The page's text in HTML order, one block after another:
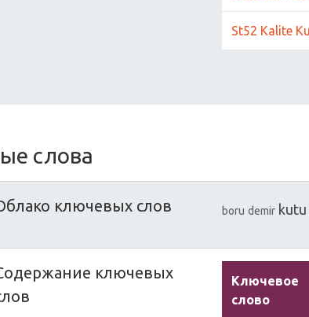
St52 Kalite
слова
ключевых слов boru demir kutu
ключевых
Ключевое
слово